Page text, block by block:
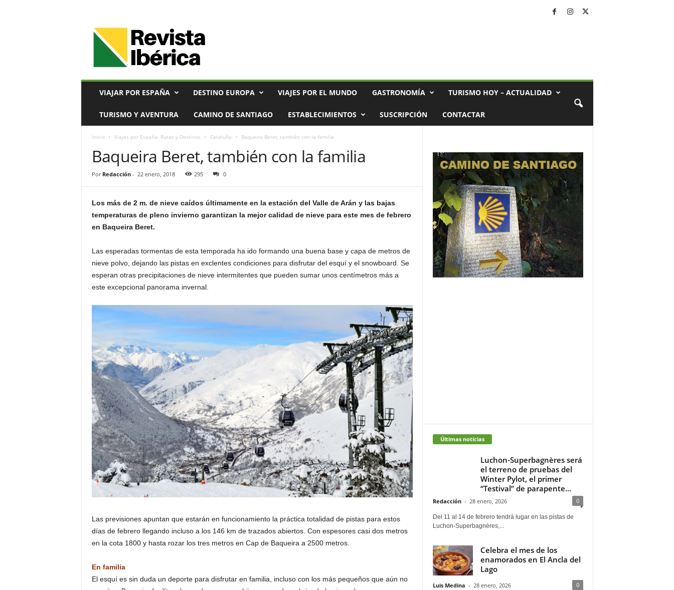
VIAJAR POR ESPAÑA DESTINO EUROPA VIAJES POR EL MUNDO GASTRONOMÍA TURISMO HOY – ACTUALIDAD
TURISMO Y AVENTURA CAMINO DE SANTIAGO ESTABLECIMIENTOS SUSCRIPCIÓN CONTACTAR
Inicio Viajes por España: Rutas y Destinos Cataluña Baqueira Beret, también con la familia
Baqueira Beret, también con la familia
Por Redacción- 22 enero, 2018 295 0
Los más de 2 m. de nieve caídos últimamente en la estación del Valle de Arán y las bajas
temperaturas de pleno invierno garantizan la mejor calidad de nieve para este mes de febrero
en Baqueira Beret.
Las esperadas tormentas de esta temporada ha ido formando una buena base y capa de metros de
nieve polvo, dejando las pistas en exclentes condiciones para disfrutar del esquí y el snowboard. Se
esperan otras precipitaciones de nieve intermitentes que pueden sumar unos centímetros más a
este excepcional panorama invernal.
Las previsiones apuntan que estarán en funcionamiento la práctica totalidad de pistas para estos
días de febrero llegando incluso a los 146 km de trazados abiertos. Con espesores casi dos metros
en la cota 1800 y hasta rozar los tres metros en Cap de Baqueira a 2500 metros.
En familia
El esquí es sin duda un deporte para disfrutar en familia, incluso con los más pequeños que aún no
Últimas noticias
Luchon-Superbagnères será
el terreno de pruebas del
Winter Pylot, el primer
“Testival” de parapente...
Redacción - 28 enero, 2026 0
Del 11 al 14 de febrero tendrá lugar en las pistas de
Luchon-Superbagnères,...
Celebra el mes de los
enamorados en El Ancla del
Lago
Luis Medina - 28 enero, 2026 0